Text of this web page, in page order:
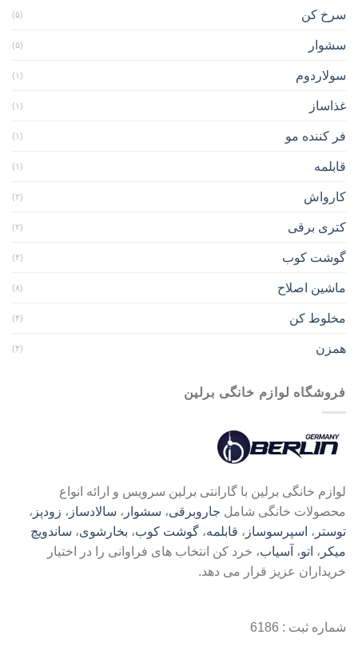
سرخ کن (۵)
سشوار (۵)
سولاردوم (۱)
غذاساز (۱)
فر کننده مو (۱)
قابلمه (۱)
کارواش (۲)
کتری برقی (۲)
گوشت کوب (۴)
ماشین اصلاح (۸)
مخلوط کن (۴)
همزن (۴)
فروشگاه لوازم خانگی برلین
لوازم خانگی برلین با گارانتی برلین سرویس و ارائه انواع
محصولات خانگی شامل جاروبرقی، سشوار ، سالادساز ، زودپز ،
توستر ، اسپرسوساز ، قابلمه، گوشت کوب، بخارشوی، ساندویچ
میکر ، اتو، آسیاب، خرد کن انتخاب های فراوانی را در اختیار
خریداران عزیز قرار می دهد.
شماره ثبت : 6186